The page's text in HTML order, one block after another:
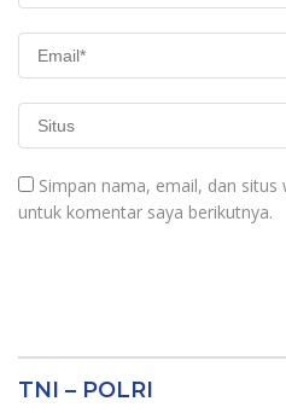
Simpan nama, email, dan
untuk komentar saya berikutnya.
TNI – POLRI